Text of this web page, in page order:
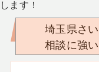
します！
埼玉県さ
相談に強